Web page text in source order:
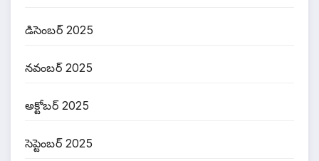
డిసెంబర్ 2025
నవంబర్ 2025
అక్టోబర్ 2025
సెప్టెంబర్ 2025